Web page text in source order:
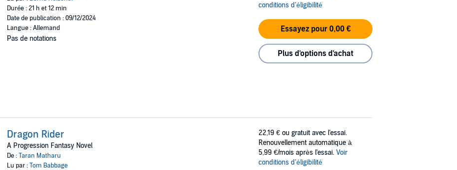
Durée : 21 h et 12 min
Date de publication : 09/12/2024
Langue : Allemand
Pas de notations
conditions d'éligibilité
Essayez pour 0,00 €
Plus d'options d'achat
Dragon Rider
A Progression Fantasy Novel
De :Taran Matharu
Lu par :Tom Babbage
22,19 € ou gratuit avec l'essai.
Renouvellement automatique à
5,99 €/mois après l'essai. Voir
conditions d'éligibilité